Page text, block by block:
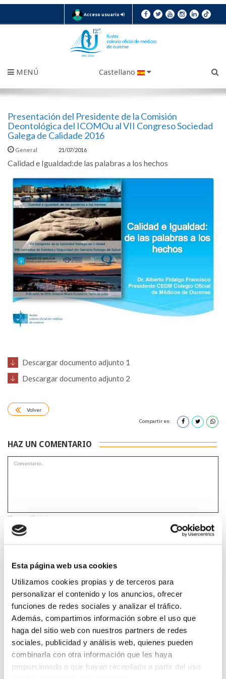
Esta página web usa cookies
Utilizamos cookies propias y de terceros para
personalizar el contenido y los anuncios, ofrecer
funciones de redes sociales y analizar el tráfico.
Además, compartimos información sobre el uso que
haga del sitio web con nuestros partners de redes
sociales, publicidad y análisis web, quienes pueden
combinarla con otra información que les haya
proporcionado o que hayan recopilado a partir del uso
Acceso usuario
MENÚ Castellano
Presentación del Presidente de la Comisión
Deontológica del ICOMOu al VII Congreso Sociedad
Galega de Calidade 2016
General 21/07/2016
Calidad e Igualdad:de las palabras a los hechos
Descargar documento adjunto 1
Descargar documento adjunto 2
Volver
Compartir en:
HAZ UN COMENTARIO
*Campos obligatorios
He leido y acepto la Política de privacidad
DESTACADAS
SANIDAD CREA UN DIPLOMA OFICIAL PARA RECONOCER LA
LABOR DE LOS TUTORES DE RESIDENTES
06/08/2026